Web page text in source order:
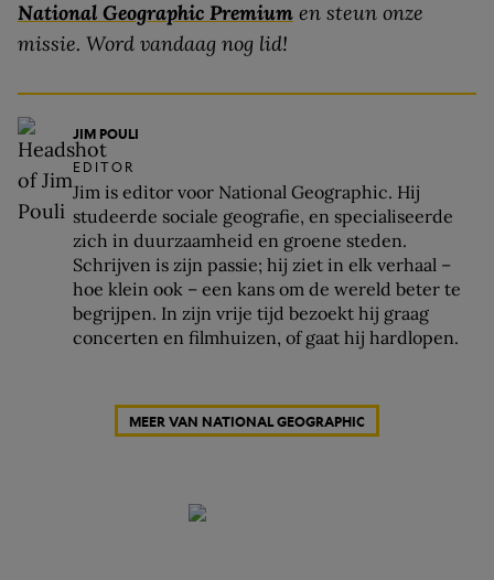
National Geographic Premium en steun onze
missie. Word vandaag nog lid!
JIM POULI
EDITOR
Jim is editor voor National Geographic. Hij
studeerde sociale geografie, en specialiseerde
zich in duurzaamheid en groene steden.
Schrijven is zijn passie; hij ziet in elk verhaal –
hoe klein ook – een kans om de wereld beter te
begrijpen. In zijn vrije tijd bezoekt hij graag
concerten en filmhuizen, of gaat hij hardlopen.
MEER VAN NATIONAL GEOGRAPHIC